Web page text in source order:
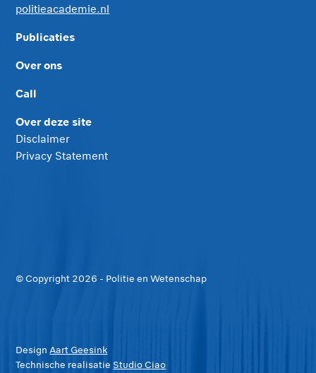
politieacademie.nl
Publicaties
Over ons
Call
Over deze site
Disclaimer
Privacy Statement
© Copyright 2026 - Politie en Wetenschap
DesignAart Geesink
Technische realisatie Studio Ciao